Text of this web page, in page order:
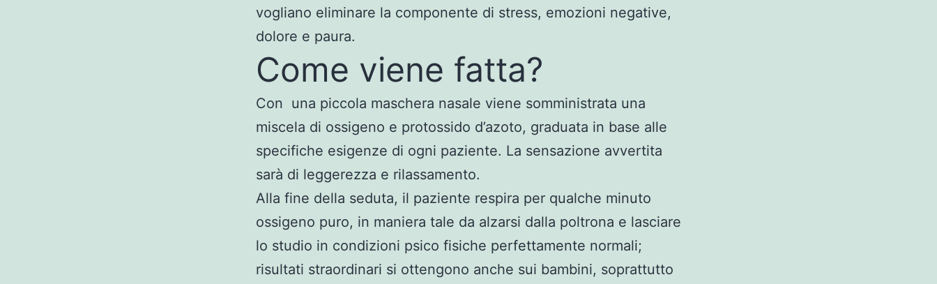
vogliano eliminare la componente di stress, emozioni negative,
dolore e paura.
Come viene fatta?
Con una piccola maschera nasale viene somministrata una
miscela di ossigeno e protossido d’azoto, graduata in base alle
specifiche esigenze di ogni paziente. La sensazione avvertita
sarà di leggerezza e rilassamento.
Alla fine della seduta, il paziente respira per qualche minuto
ossigeno puro, in maniera tale da alzarsi dalla poltrona e lasciare
lo studio in condizioni psico fisiche perfettamente normali;
risultati straordinari si ottengono anche sui bambini, soprattutto